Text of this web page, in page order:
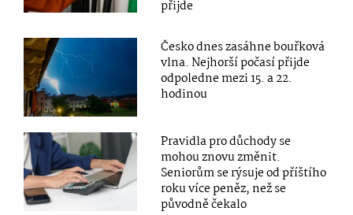
přijde
Česko dnes zasáhne bouřková
vlna. Nejhorší počasí přijde
odpoledne mezi 15. a 22.
hodinou
Pravidla pro důchody se
mohou znovu změnit.
Seniorům se rýsuje od příštího
roku více peněz, než se
původně čekalo